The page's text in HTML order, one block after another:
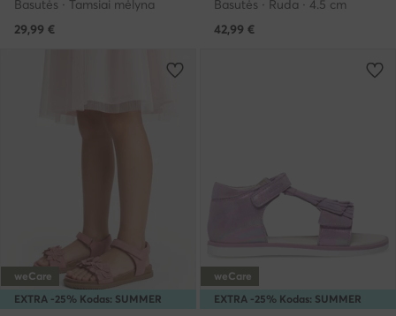
Basutės · Tamsiai mėlyna
29,99 €
Basutės · Ruda · 4.5 cm
42,99 €
EXTRA -25% Kodas: SUMMER
weCare
EXTRA -25% Kodas: SUMMER
weCare